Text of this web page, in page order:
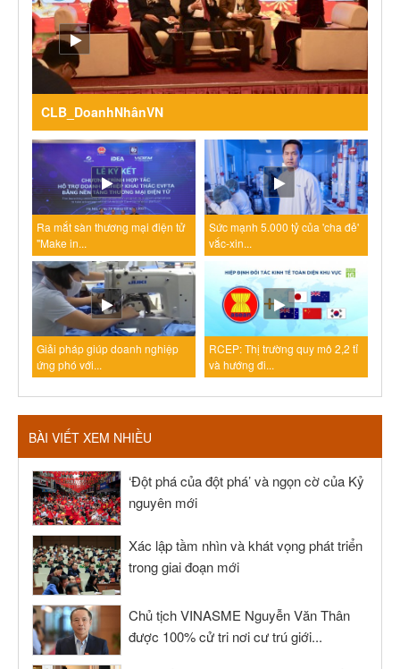
CLB_DoanhNhânVN
Ra mắt sàn thương mại điện tử
"Make in...
Sức mạnh 5.000 tỷ của 'cha đẻ'
vắc-xin...
Giải pháp giúp doanh nghiệp
ứng phó với...
RCEP: Thị trường quy mô 2,2 tỉ
và hướng đi...
BÀI VIẾT XEM NHIỀU
‘Đột phá của đột phá’ và ngọn cờ của Kỷ
nguyên mới
Xác lập tầm nhìn và khát vọng phát triển
trong giai đoạn mới
Chủ tịch VINASME Nguyễn Văn Thân
được 100% cử tri nơi cư trú giới...